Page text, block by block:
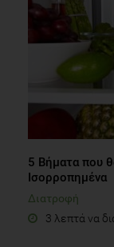
5 Βήματα που
Ισορροπημένα
Διατροφή
3 λεπτά να